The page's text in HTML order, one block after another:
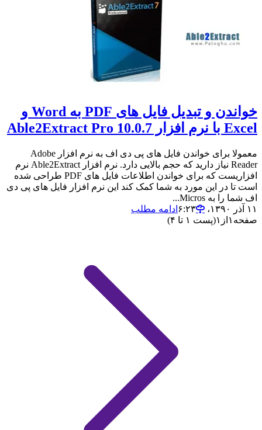
خواندن و تبدیل فایل های PDF به Word و
Excel با نرم افزار Able2Extract Pro 10.0.7
معمولا برای خواندن فایل های پی دی اف به نرم افزار Adobe
Reader نیاز دارید که حجم بالایی دارد. نرم افزار Able2Extract نرم
افزاریست که برای خواندن اطلاعات فایل های PDF طراحی شده
است تا در این مورد به شما کمک کند این نرم افزار فایل های پی دی
اف شما را به Micros...
۱۱ آذر ۱۳۹۰،‏ ۶:۲۳
ادامه مطلب
صفحه ۱ از ۱(پست ۱ تا ۴)